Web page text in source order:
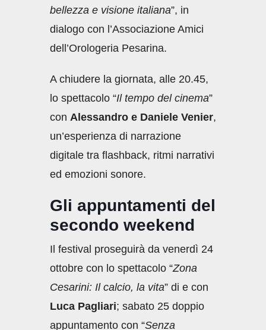
bellezza e visione italiana”, in
dialogo con l’Associazione Amici
dell’Orologeria Pesarina.
A chiudere la giornata, alle 20.45,
lo spettacolo “Il tempo del cinema”
con Alessandro e Daniele Venier,
un’esperienza di narrazione
digitale tra flashback, ritmi narrativi
ed emozioni sonore.
Gli appuntamenti del
secondo weekend
Il festival proseguirà da venerdì 24
ottobre con lo spettacolo “Zona
Cesarini: Il calcio, la vita” di e con
Luca Pagliari; sabato 25 doppio
appuntamento con “Senza